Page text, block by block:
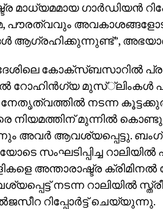
മാധ്യമമായ ഗാര്‍ഡിയന്‍
പൗരത്വവും
ആഗ്രഹിക്കുന്നുണ്ട്”,
കോക്‌സ്ബസാറില്‍
റോഹിന്‍ഗ്യ മുസ്്‌ലിംകള്‍
നടന്ന
നിയമത്തിന് മുന്നില്‍
അവര്‍ ആവശ്യപ്പെട്ടു.
സംഘടിപ്പിച്ച റാലിയില്‍
അന്താരാഷ്ട്ര
നടന്ന റാലിയില്‍
റിപ്പോര്‍ട്ട് ചെയ്യുന്നു.